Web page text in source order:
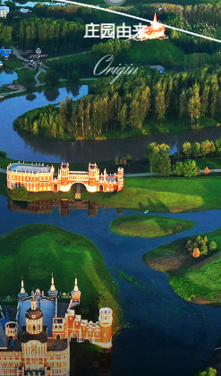
建筑
Architecture